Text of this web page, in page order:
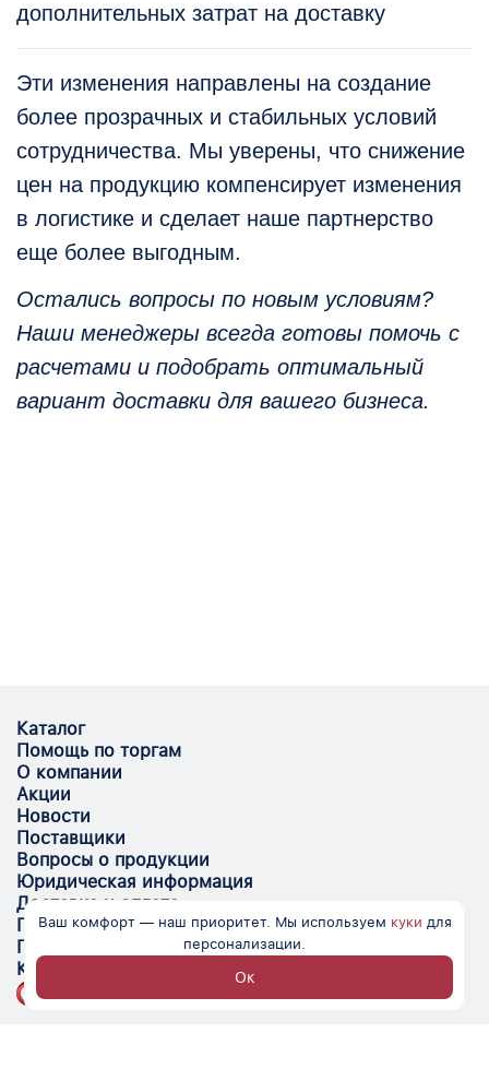
дополнительных затрат на доставку
Эти изменения направлены на создание
более прозрачных и стабильных условий
сотрудничества. Мы уверены, что снижение
цен на продукцию компенсирует изменения
в логистике и сделает наше партнерство
еще более выгодным.
Остались вопросы по новым условиям?
Наши менеджеры всегда готовы помочь с
расчетами и подобрать оптимальный
вариант доставки для вашего бизнеса.
Каталог
Помощь по торгам
О компании
Акции
Новости
Поставщики
Вопросы о продукции
Юридическая информация
Доставка и оплата
Поставщикам
Помощь
Контакты
Ваш комфорт — наш приоритет. Мы используем куки для
персонализации.
Ок